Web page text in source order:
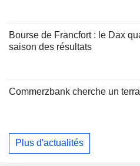
Bourse de Francfort : le Dax
saison des résultats
Commerzbank cherche un
Plus d'actualités